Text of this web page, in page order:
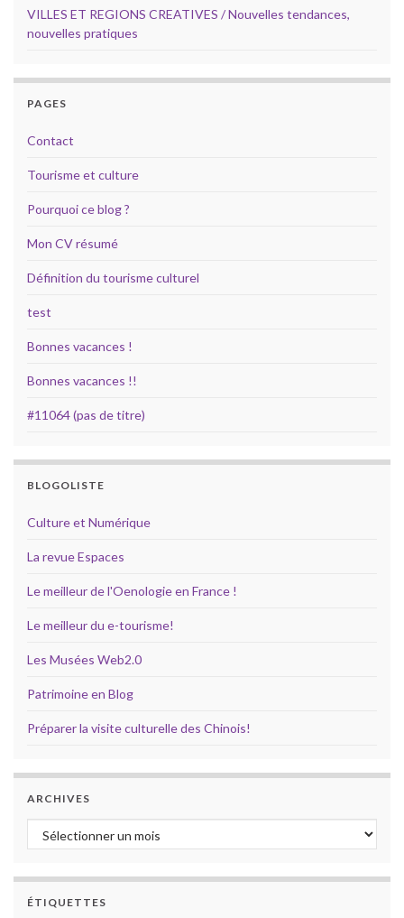
VILLES ET REGIONS CREATIVES / Nouvelles tendances,
nouvelles pratiques
PAGES
Contact
Tourisme et culture
Pourquoi ce blog ?
Mon CV résumé
Définition du tourisme culturel
test
Bonnes vacances !
Bonnes vacances !!
#11064 (pas de titre)
BLOGOLISTE
Culture et Numérique
La revue Espaces
Le meilleur de l'Oenologie en France !
Le meilleur du e-tourisme!
Les Musées Web2.0
Patrimoine en Blog
Préparer la visite culturelle des Chinois!
ARCHIVES
Archives
ÉTIQUETTES